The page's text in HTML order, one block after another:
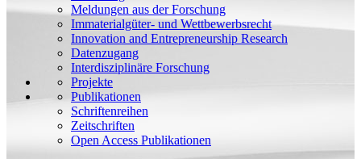
Meldungen aus der Forschung
Immaterialgüter- und Wettbewerbsrecht
Innovation and Entrepreneurship Research
Datenzugang
Interdisziplinäre Forschung
Projekte
Publikationen
Schriftenreihen
Zeitschriften
Open Access Publikationen